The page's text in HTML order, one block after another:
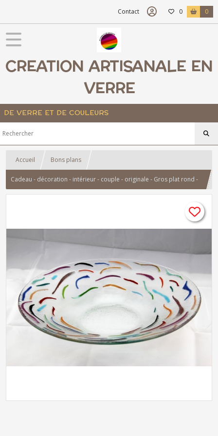
Contact 0 0
CREATION ARTISANALE EN
VERRE
DE VERRE ET DE COULEURS
Accueil Bons plans
Cadeau - décoration - intérieur - couple - originale - Gros plat rond -